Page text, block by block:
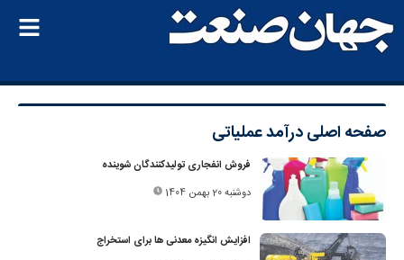
صفحه اصلیدرآمد عملیاتی
فروش انفجاری تولیدکنندگان شوینده
دوشنبه 20 بهمن 1404
افزایش انگیزه معدنی ها برای استخراج